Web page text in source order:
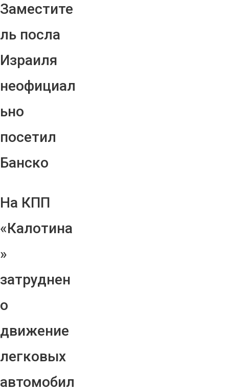
Заместите
ль посла
Израиля
неофициал
ьно
посетил
Банско
На КПП
«Калотина
»
затруднен
о
движение
легковых
автомобил